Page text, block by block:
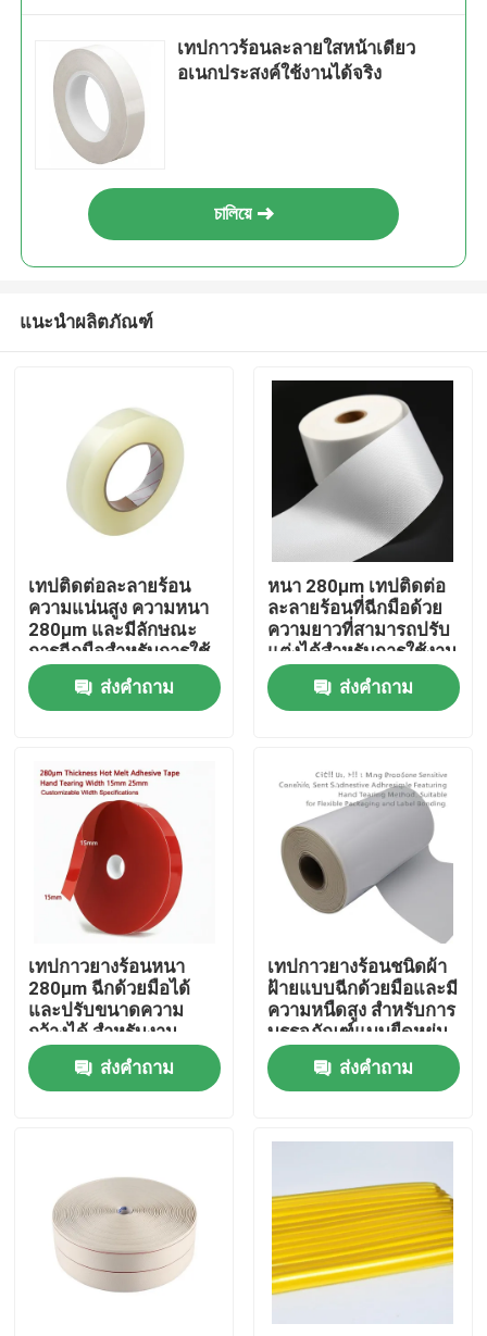
บ้าน
ผลิตภัณฑ์
วิดีโอ
เกี่ยวกับเรา
ทัวร์โรงงาน
ควบคุมคุณภาพ
ขออ้าง
เทปกาวร้อนละลาย
เทปกาวร้อนละลายใสหน้าเดียว
อเนกประสงค์ใช้งานได้จริง
চালিয়ে
แนะนำผลิตภัณฑ์
เทปติดต่อละลายร้อน
ความแน่นสูง ความหนา
280μm และมีลักษณะ
การฉีกมือสําหรับการใช้
ในอุตสาหกรรม
ส่งคำถาม
หนา 280μm เทปติดต่อ
ละลายร้อนที่ฉีกมือด้วย
ความยาวที่สามารถปรับ
แต่งได้สําหรับการใช้งาน
ในอุตสาหกรรม
ส่งคำถาม
เทปกาวยางร้อนหนา
280μm ฉีกด้วยมือได้
และปรับขนาดความ
กว้างได้ สำหรับงาน
อุตสาหกรรม
ส่งคำถาม
เทปกาวยางร้อนชนิดผ้า
ฝ้ายแบบฉีกด้วยมือและมี
ความหนืดสูง สำหรับการ
บรรจุภัณฑ์แบบยืดหยุ่น
และการติดฉลาก ความ
ยาว 15 เมตร - 30 เมตร
ส่งคำถาม